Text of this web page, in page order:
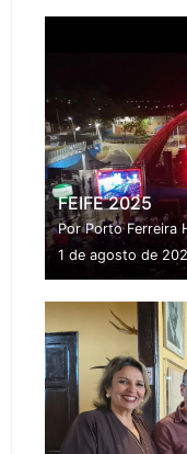
FEIFE 2025
Por Porto Ferreira
1 de agosto de